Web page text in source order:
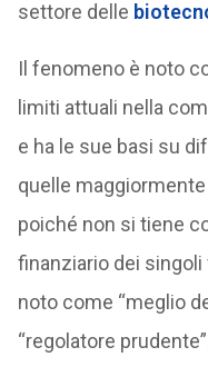
settore delle
Il fenomeno è noto
limiti attuali nella
e ha le sue basi su
quelle
poiché non si tiene
finanziario dei
noto come “meglio
“regolatore